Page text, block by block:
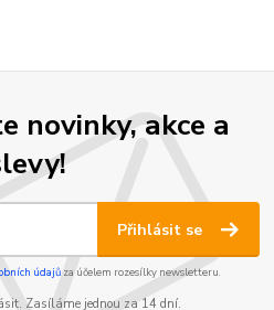
novinky, akce a
Přihlásit se
údajůza účelem rozesílky newsletteru.
Zasíláme jednou za 14 dní.